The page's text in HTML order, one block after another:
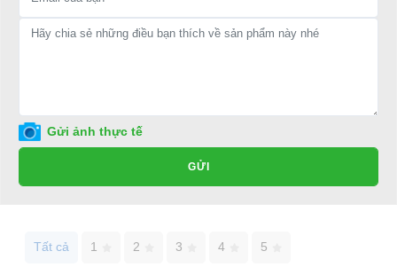
LIÊN HỆ CÔNG TY:Công ty TNHH TM DV XNK
Điện thoại: 0932113677
E-mail:phuhuynhkd@gmail.com
Website:xediendulich.com
Gửi ảnh thực tế
GỬI
Tất cả 1 2 3 4 5